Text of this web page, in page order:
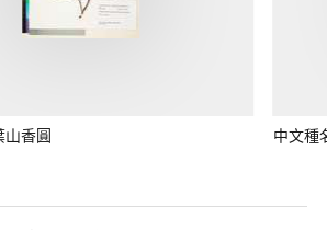
山香圓 中文種